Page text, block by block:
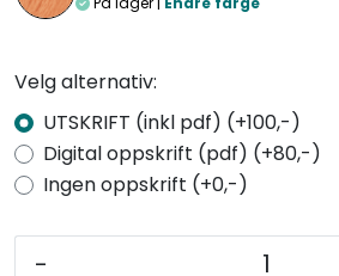
Velg alternativ:
UTSKRIFT (inkl pdf) (+100,-)
Digital oppskrift (pdf) (+80,-)
Ingen oppskrift (+0,-)
-